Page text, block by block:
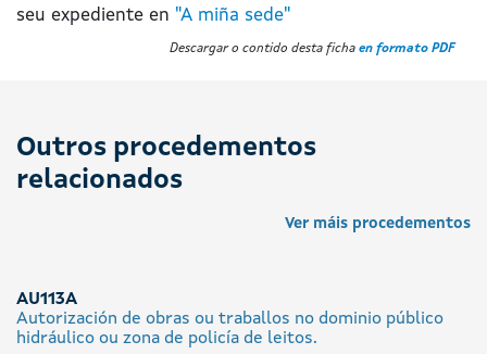
seu expediente en "A miña sede"
Descargar o contido desta ficha en formato PDF
Outros procedementos
relacionados
Ver máis procedementos
AU113A
Autorización de obras ou traballos no dominio público
hidráulico ou zona de policía de leitos.